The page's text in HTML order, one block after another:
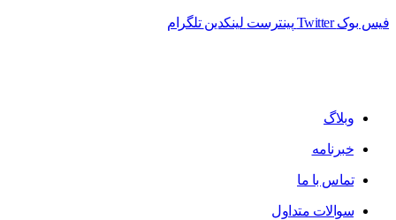
فیس بوک Twitter پینترست لینکدین تلگرام
وبلاگ
خبرنامه
تماس با ما
سوالات متداول